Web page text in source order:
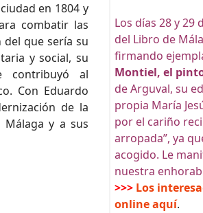
en 1804 y
combatir las
que sería su
y social, su
contribuyó al
Con Eduardo
de la
y a sus
Los días 28 y 29
del Libro de
firmando
Montiel, el
de Arguval, su
propia María
por el cariño
arropada”, ya
acogido. Le
nuestra
>>> Los
online aquí.